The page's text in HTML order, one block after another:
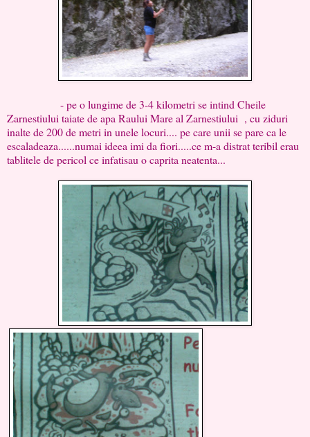
- pe o lungime de 3-4 kilometri se intind Cheile
Zarnestiului taiate de apa Raului Mare al Zarnestiului , cu ziduri
inalte de 200 de metri in unele locuri.... pe care unii se pare ca le
escaladeaza......numai ideea imi da fiori.....ce m-a distrat teribil erau
tablitele de pericol ce infatisau o caprita neatenta...